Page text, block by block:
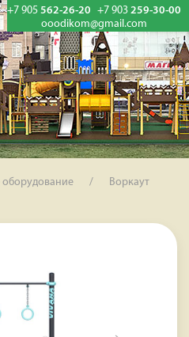
+7 905 562-26-20 +7 903 259-30-00
ooodikom@gmail.com
оборудование
Воркаут